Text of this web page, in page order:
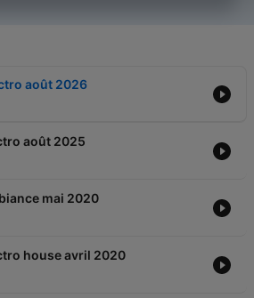
août 2026
août 2025
mai 2020
house avril 2020